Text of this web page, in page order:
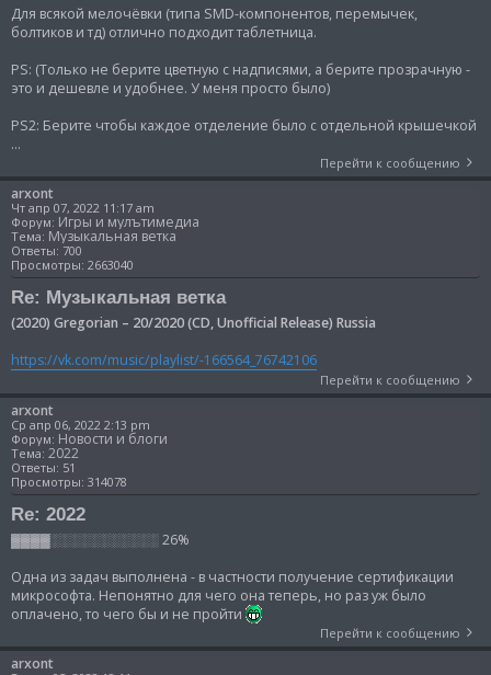
Для всякой мелочёвки (типа SMD-компонентов, перемычек,
болтиков и тд) отлично подходит таблетница.
PS: (Только не берите цветную с надписями, а берите прозрачную -
это и дешевле и удобнее. У меня просто было)
PS2: Берите чтобы каждое отделение было с отдельной крышечкой
...
Перейти к сообщению
arxont
Чт апр 07, 2022 11:17 am
Форум: Игры и мулътимедиа
Тема: Музыкальная ветка
Ответы: 700
Просмотры: 2663040
Re: Музыкальная ветка
(2020) Gregorian – 20/2020 (CD, Unofficial Release) Russia
https://vk.com/music/playlist/-166564_76742106
Перейти к сообщению
arxont
Ср апр 06, 2022 2:13 pm
Форум: Новости и блоги
Тема: 2022
Ответы: 51
Просмотры: 314078
Re: 2022
▓▓▓▓░░░░░░░░░░░ 26%
Одна из задач выполнена - в частности получение сертификации
микрософта. Непонятно для чего она теперь, но раз уж было
оплачено, то чего бы и не пройти
Перейти к сообщению
arxont